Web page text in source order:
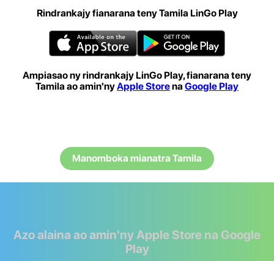
Rindrankajy fianarana teny Tamila LinGo Play
Ampiasao ny rindrankajy LinGo Play, fianarana teny
Tamila ao amin'nyApple Storena Google Play
Manomboka mianatra Tamila
Azo alaina ao amin'ny Apple Store na Google
Play